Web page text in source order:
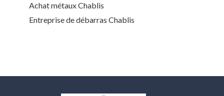
Achat métaux Chablis
Entreprise de débarras Chablis